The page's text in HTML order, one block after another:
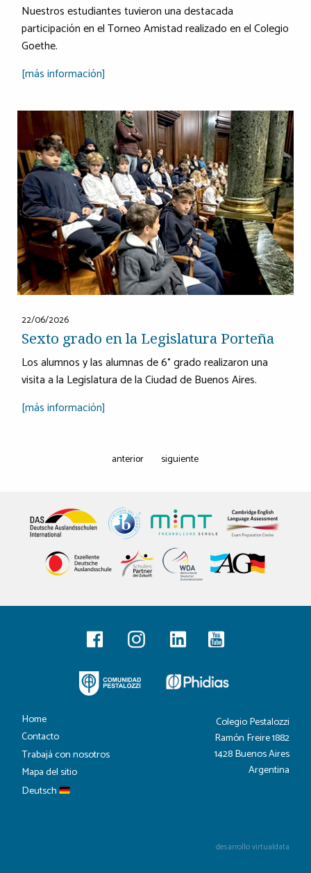
Nuestros estudiantes tuvieron una destacada
participación en el Torneo Amistad realizado en el Colegio
Goethe.
[más información]
22/06/2026
Sexto grado en la Legislatura Porteña
Los alumnos y las alumnas de 6° grado realizaron una
visita a la Legislatura de la Ciudad de Buenos Aires.
[más información]
anterior siguiente
Home
Contacto
Trabajá con nosotros
Mapa del sitio
Deutsch
Colegio Pestalozzi
Ramón Freire 1882
1428 Buenos Aires
Argentina
desarrollo virtualdata